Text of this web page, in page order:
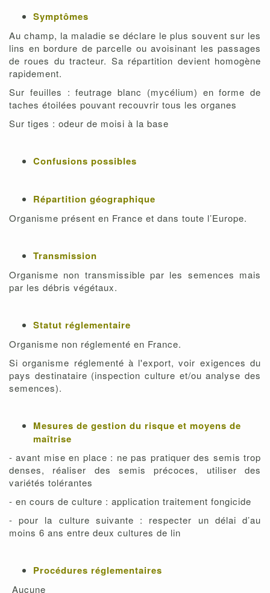
Symptômes
Au champ, la maladie se déclare le plus souvent sur les
lins en bordure de parcelle ou avoisinant les passages
de roues du tracteur. Sa répartition devient homogène
rapidement.
Sur feuilles : feutrage blanc (mycélium) en forme de
taches étoilées pouvant recouvrir tous les organes
Sur tiges : odeur de moisi à la base
Confusions possibles
Répartition géographique
Organisme présent en France et dans toute l’Europe.
Transmission
Organisme non transmissible par les semences mais
par les débris végétaux.
Statut réglementaire
Organisme non réglementé en France.
Si organisme réglementé à l'export, voir exigences du
pays destinataire (inspection culture et/ou analyse des
semences).
Mesures de gestion du risque et moyens de
maîtrise
- avant mise en place : ne pas pratiquer des semis trop
denses, réaliser des semis précoces, utiliser des
variétés tolérantes
- en cours de culture : application traitement fongicide
- pour la culture suivante : respecter un délai d’au
moins 6 ans entre deux cultures de lin
Procédures réglementaires
Aucune